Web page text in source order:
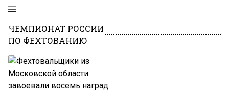
ЧЕМПИОНАТ РОССИИ
ПО ФЕХТОВАНИЮ